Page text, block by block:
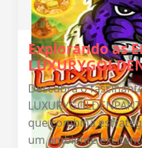
Explorando as
Descubra o
que combina
um ambiente